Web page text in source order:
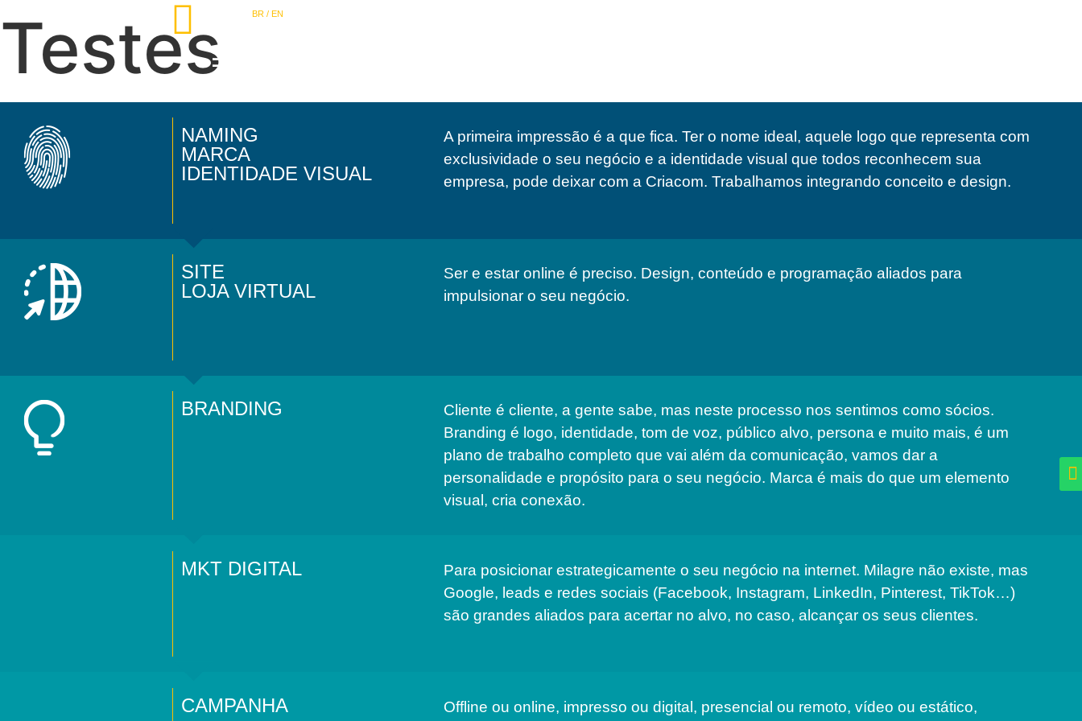
BR / EN
Testes
NAMING
MARCA
IDENTIDADE VISUAL
A primeira impressão é a que fica. Ter o nome ideal, aquele logo que representa com
exclusividade o seu negócio e a identidade visual que todos reconhecem sua
empresa, pode deixar com a Criacom. Trabalhamos integrando conceito e design.
SITE
LOJA VIRTUAL
Ser e estar online é preciso. Design, conteúdo e programação aliados para
impulsionar o seu negócio.
BRANDING
Cliente é cliente, a gente sabe, mas neste processo nos sentimos como sócios.
Branding é logo, identidade, tom de voz, público alvo, persona e muito mais, é um
plano de trabalho completo que vai além da comunicação, vamos dar a
personalidade e propósito para o seu negócio. Marca é mais do que um elemento
visual, cria conexão.
MKT DIGITAL
Para posicionar estrategicamente o seu negócio na internet. Milagre não existe, mas
Google, leads e redes sociais (Facebook, Instagram, LinkedIn, Pinterest, TikTok…)
são grandes aliados para acertar no alvo, no caso, alcançar os seus clientes.
CAMPANHA
Offline ou online, impresso ou digital, presencial ou remoto, vídeo ou estático,